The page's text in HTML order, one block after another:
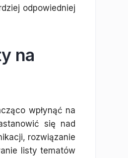
odpowiedniej
na
wpłynąć na
się nad
rozwiązanie
listy tematów